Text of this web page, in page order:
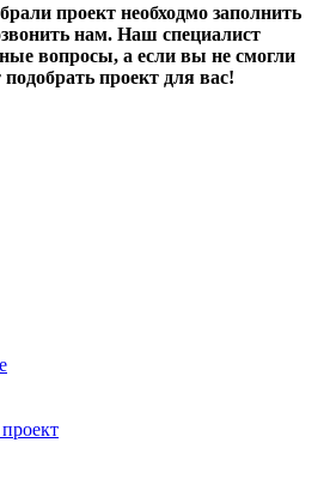
проект необходмо заполнить
нам. Наш специалист
вопросы, а если вы не смогли
проект для вас!